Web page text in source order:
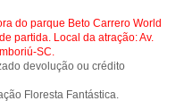
do parque Beto Carrero World
partida. Local da atração: Av.
SC.
devolução ou crédito